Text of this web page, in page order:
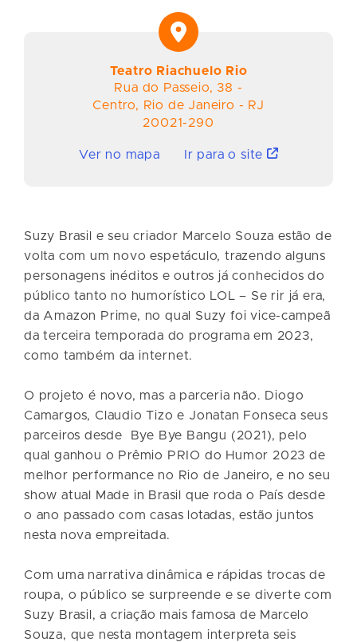
Teatro Riachuelo Rio
Rua do Passeio, 38 -
Centro, Rio de Janeiro - RJ
20021-290
Ver no mapa Ir para o site
Suzy Brasil e seu criador Marcelo Souza estão de
volta com um novo espetáculo, trazendo alguns
personagens inéditos e outros já conhecidos do
público tanto no humorístico LOL – Se rir já era,
da Amazon Prime, no qual Suzy foi vice-campeã
da terceira temporada do programa em 2023,
como também da internet.
O projeto é novo, mas a parceria não. Diogo
Camargos, Claudio Tizo e Jonatan Fonseca seus
parceiros desde Bye Bye Bangu (2021), pelo
qual ganhou o Prêmio PRIO do Humor 2023 de
melhor performance no Rio de Janeiro, e no seu
show atual Made in Brasil que roda o País desde
o ano passado com casas lotadas, estão juntos
nesta nova empreitada.
Com uma narrativa dinâmica e rápidas trocas de
roupa, o público se surpreende e se diverte com
Suzy Brasil, a criação mais famosa de Marcelo
Souza, que nesta montagem interpreta seis